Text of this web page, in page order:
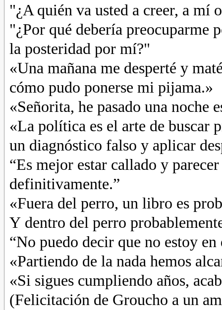
"¿A quién va usted a creer, a mí
"¿Por qué debería preocuparme
la posteridad por mí?"
«Una mañana me desperté y
cómo pudo ponerse mi pijama.»
«Señorita, he pasado una noche
«La política es el arte de buscar
un diagnóstico falso y aplicar
“Es mejor estar callado y
definitivamente.”
«Fuera del perro, un libro es
Y dentro del perro
“No puedo decir que no estoy
«Partiendo de la nada hemos
«Si sigues cumpliendo años,
(Felicitación de Groucho a un